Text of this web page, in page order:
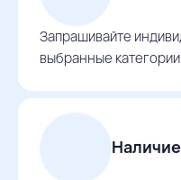
Запрашивайте
выбранные